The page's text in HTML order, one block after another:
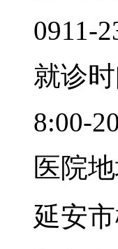
0911-
就诊
8:00-
医院
延安